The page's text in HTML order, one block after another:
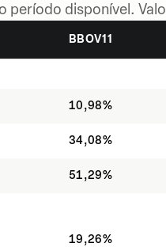
período disponível.
BBOV11
10,98%
34,08%
51,29%
19,26%